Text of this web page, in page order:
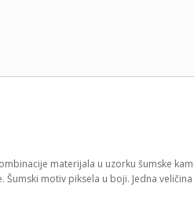
materijala u uzorku šumske
motiv piksela u boji. Jedna